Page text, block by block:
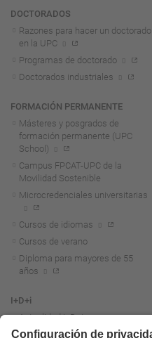
DOCTORADOS
Razones para hacer un doctorado
en la UPC
Programas de doctorado
Doctorados industriales
FORMACIÓN PERMANENTE
Másteres y posgrados de
formación permanente (UPC
School)
Campus FPCAT-UPC de la
Movilidad Sostenible
Microcredenciales universitarias
Cursos de idiomas
Cursos de verano
Diploma para mayores de 55
años
I+D+i
Actualidad I+D+I
La investigación en la UPC